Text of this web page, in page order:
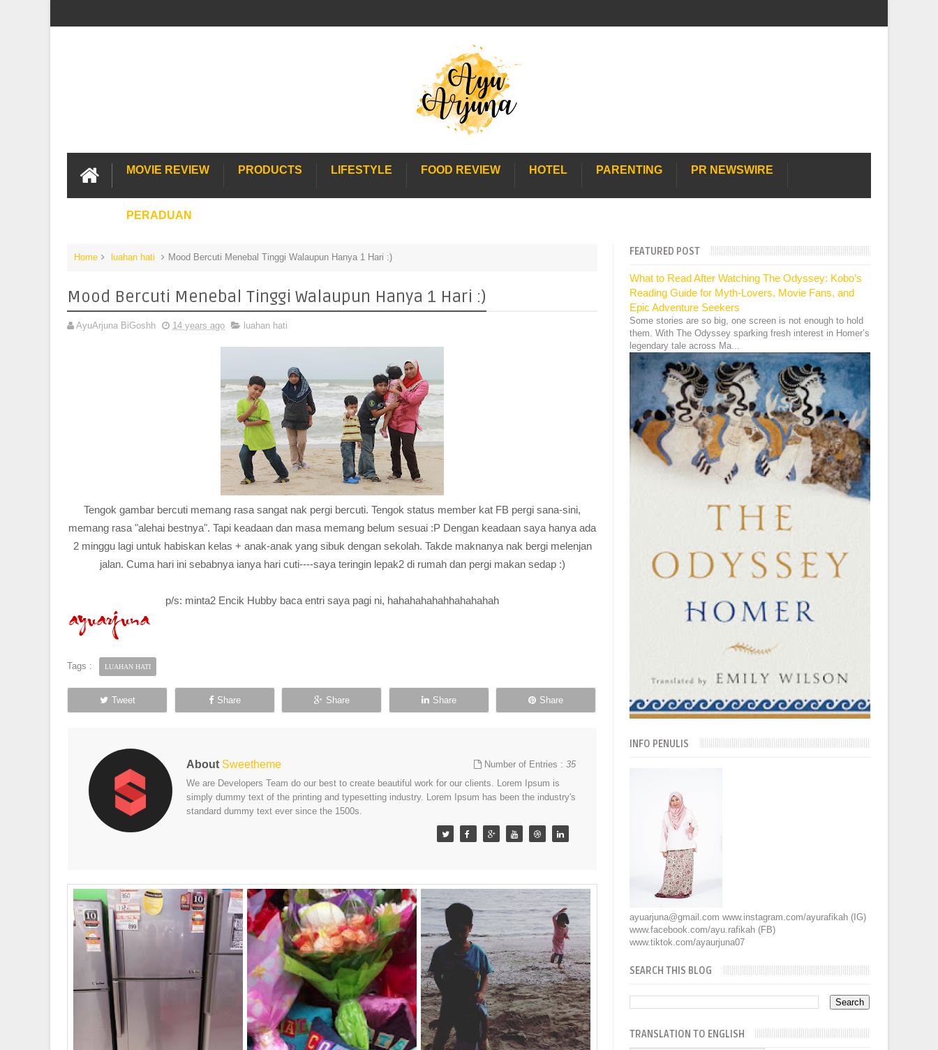
MOVIE REVIEW PRODUCTS LIFESTYLE FOOD REVIEW HOTEL PARENTING PR NEWSWIRE
PERADUAN
Home luahan hati Mood Bercuti Menebal Tinggi Walaupun Hanya 1 Hari :)
Mood Bercuti Menebal Tinggi Walaupun Hanya 1 Hari :)
AyuArjuna BiGoshh 14 years ago luahan hati
Tengok gambar bercuti memang rasa sangat nak pergi bercuti. Tengok status member kat FB pergi sana-sini,
memang rasa "alehai bestnya". Tapi keadaan dan masa memang belum sesuai :P Dengan keadaan saya hanya ada
2 minggu lagi untuk habiskan kelas + anak-anak yang sibuk dengan sekolah. Takde maknanya nak bergi melenjan
jalan. Cuma hari ini sebabnya ianya hari cuti----saya teringin lepak2 di rumah dan pergi makan sedap :)
p/s: minta2 Encik Hubby baca entri saya pagi ni, hahahahahahhahahahah
Tags : LUAHAN HATI
Tweet Share Share Share Share
About Sweetheme Number of Entries :35
We are Developers Team do our best to create beautiful work for our clients. Lorem Ipsum is
simply dummy text of the printing and typesetting industry. Lorem Ipsum has been the industry's
standard dummy text ever since the 1500s.
FEATURED POST
What to Read After Watching The Odyssey: Kobo’s
Reading Guide for Myth-Lovers, Movie Fans, and
Epic Adventure Seekers
Some stories are so big, one screen is not enough to hold
them. With The Odyssey sparking fresh interest in Homer’s
legendary tale across Ma...
INFO PENULIS
ayuarjuna@gmail.com www.instagram.com/ayurafikah (IG)
www.facebook.com/ayu.rafikah (FB)
www.tiktok.com/ayaurjuna07
SEARCH THIS BLOG
TRANSLATION TO ENGLISH